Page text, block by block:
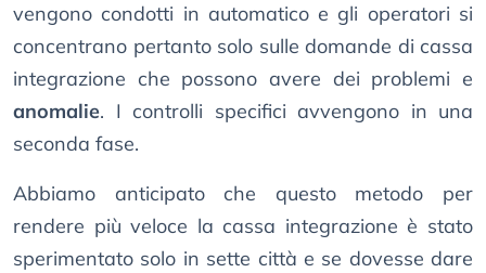
vengono condotti in automatico e gli operatori si
concentrano pertanto solo sulle domande di cassa
integrazione che possono avere dei problemi e
anomalie. I controlli specifici avvengono in una
seconda fase.
Abbiamo anticipato che questo metodo per
rendere più veloce la cassa integrazione è stato
sperimentato solo in sette città e se dovesse dare